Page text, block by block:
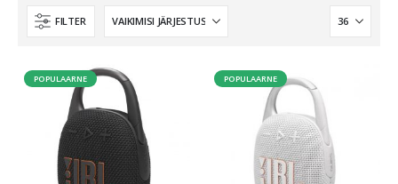
FILTER
POPULAARNE POPULAARNE